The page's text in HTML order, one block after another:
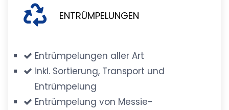
ENTRÜMPELUNGEN
Entrümpelungen aller Art
inkl. Sortierung, Transport und
Entrümpelung
Entrümpelung von Messie-